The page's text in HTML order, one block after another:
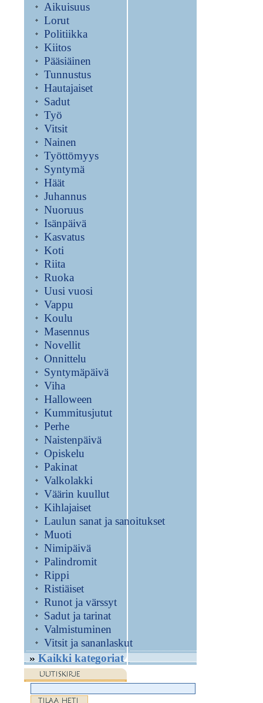
Aikuisuus
Lorut
Politiikka
Kiitos
Pääsiäinen
Tunnustus
Hautajaiset
Sadut
Työ
Vitsit
Nainen
Työttömyys
Syntymä
Häät
Juhannus
Nuoruus
Isänpäivä
Kasvatus
Koti
Riita
Ruoka
Uusi vuosi
Vappu
Koulu
Masennus
Novellit
Onnittelu
Syntymäpäivä
Viha
Halloween
Kummitusjutut
Perhe
Naistenpäivä
Opiskelu
Pakinat
Valkolakki
Väärin kuullut
Kihlajaiset
Laulun sanat ja sanoitukset
Muoti
Nimipäivä
Palindromit
Rippi
Ristiäiset
Runot ja värssyt
Sadut ja tarinat
Valmistuminen
Vitsit ja sananlaskut
Kaikki kategoriat